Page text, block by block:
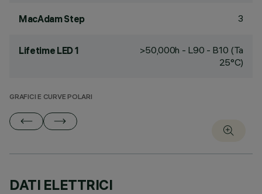
MacAdam Step 3
Lifetime LED 1
>50,000h - L90 - B10 (Ta
25°C)
GRAFICI E CURVE POLARI
DATI ELETTRICI